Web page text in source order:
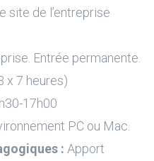
site de l’entreprise
Entrée permanente.
x 7 heures)
17h00
PC ou Mac.
: Apport